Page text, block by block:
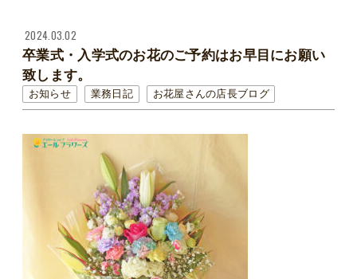
2024.03.02
卒業式・入学式のお花のご予約はお早目にお願い
致します。
お知らせ 業務日記 お花屋さんの店長ブログ